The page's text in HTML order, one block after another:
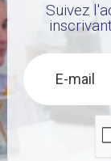
Suivez